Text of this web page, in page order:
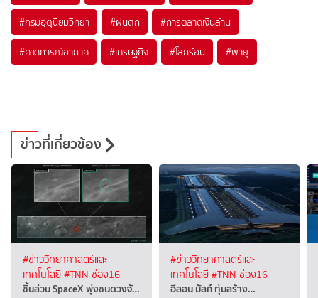
#กรมอุตุนิยมวิทยา #ฝนตก #การตลาดเงินล้าน
#คาดการณ์อากาศ #เศรษฐกิจ #โลกร้อน #พายุ
ข่าวที่เกี่ยวข้อง
#ข่าววิทยาศาสตร์และ
เทคโนโลยี#TNN ช่อง16
ชิ้นส่วน SpaceX พุ่งชนดวงจั…
#ข่าววิทยาศาสตร์และ
เทคโนโลยี#TNN ช่อง16
อีลอน มัสก์ ทุ่มสร้าง…